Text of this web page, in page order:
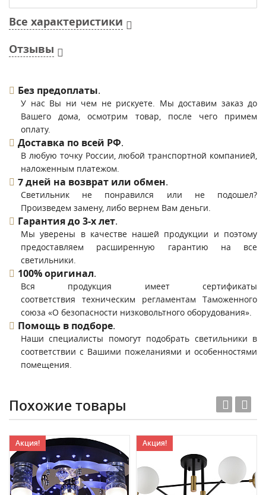
Все характеристики
Отзывы
Без предоплаты.
У нас Вы ни чем не рискуете. Мы доставим заказ до
Вашего дома, осмотрим товар, после чего примем
оплату.
Доставка по всей РФ.
В любую точку России, любой транспортной компанией,
наложенным платежом.
7 дней на возврат или обмен.
Светильник не понравился или не подошел?
Произведем замену, либо вернем Вам деньги.
Гарантия до 3-х лет.
Мы уверены в качестве нашей продукции и поэтому
предоставляем расширенную гарантию на все
светильники.
100% оригинал.
Вся продукция имеет сертификаты
соответствия техническим регламентам Таможенного
союза «О безопасности низковольтного оборудования».
Помощь в подборе.
Наши специалисты помогут подобрать светильники в
соответствии с Вашими пожеланиями и особенностями
помещения.
Похожие товары
Акция! Акция!